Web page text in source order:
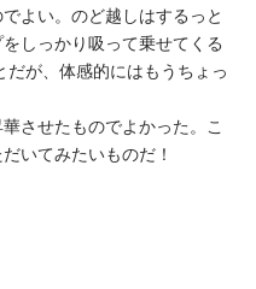
よい。のど越しはするっと
しっかり吸って乗せてくる
が、体感的にはもうちょっ
させたものでよかった。こ
いてみたいものだ！